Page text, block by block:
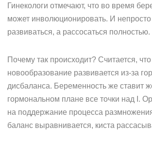
Гинекологи отмечают, что во время
может инволюционировать. И непросто
развиваться, а рассосаться полностью.
Почему так происходит? Считается,
новообразование развивается из-за
дисбаланса. Беременность же ставит
гормональном плане все точки над I.
на поддержание процесса
баланс выравнивается, киста